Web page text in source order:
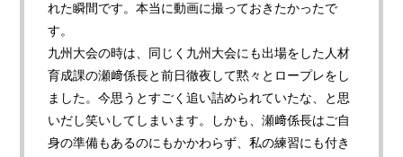
れた瞬間です。本当に動画に撮っておきたかったで
す。
九州大会の時は、同じく九州大会にも出場をした人材
育成課の瀬﨑係長と前日徹夜して黙々とロープレをし
ました。今思うとすごく追い詰められていたな、と思
いだし笑いしてしまいます。しかも、瀬﨑係長はご自
身の準備もあるのにもかかわらず、私の練習にも付き